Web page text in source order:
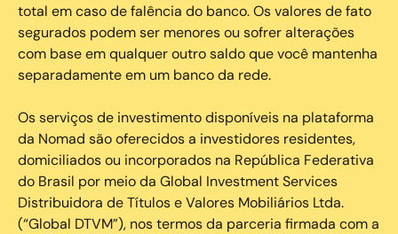
total em caso de falência do banco. Os valores de fato
segurados podem ser menores ou sofrer alterações
com base em qualquer outro saldo que você mantenha
separadamente em um banco da rede.
Os serviços de investimento disponíveis na plataforma
da Nomad são oferecidos a investidores residentes,
domiciliados ou incorporados na República Federativa
do Brasil por meio da Global Investment Services
Distribuidora de Títulos e Valores Mobiliários Ltda.
(“Global DTVM”), nos termos da parceria firmada com a